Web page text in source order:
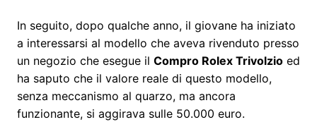
In seguito, dopo qualche anno, il giovane ha iniziato
a interessarsi al modello che aveva rivenduto presso
un negozio che esegue il Compro Rolex Trivolzio ed
ha saputo che il valore reale di questo modello,
senza meccanismo al quarzo, ma ancora
funzionante, si aggirava sulle 50.000 euro.